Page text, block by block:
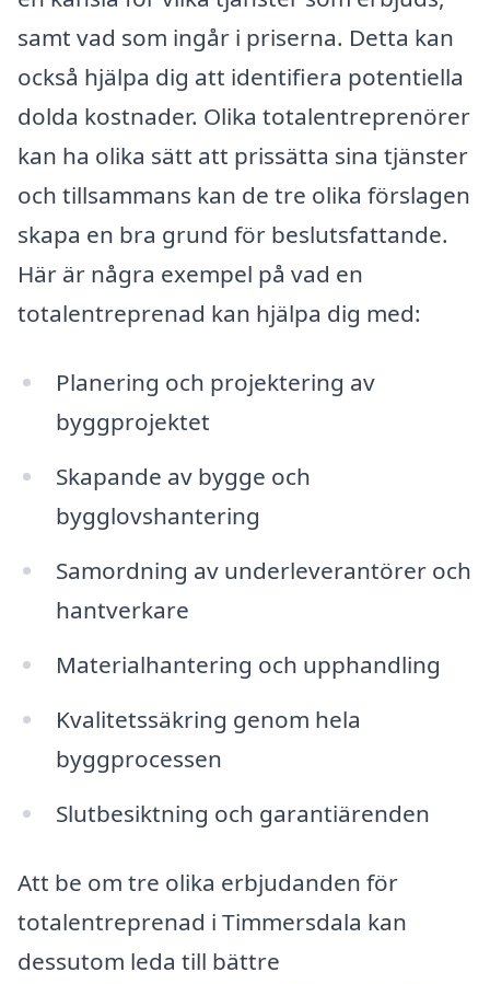
samt vad som ingår i priserna. Detta kan
också hjälpa dig att identifiera potentiella
dolda kostnader. Olika totalentreprenörer
kan ha olika sätt att prissätta sina tjänster
och tillsammans kan de tre olika förslagen
skapa en bra grund för beslutsfattande.
Här är några exempel på vad en
totalentreprenad kan hjälpa dig med:
Planering och projektering av
byggprojektet
Skapande av bygge och
bygglovshantering
Samordning av underleverantörer och
hantverkare
Materialhantering och upphandling
Kvalitetssäkring genom hela
byggprocessen
Slutbesiktning och garantiärenden
Att be om tre olika erbjudanden för
totalentreprenad i Timmersdala kan
dessutom leda till bättre